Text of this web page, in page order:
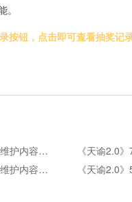
按钮，点击即可查看抽奖记录
《天谕2.0》7月30日周版本更新维护内容公告
《天谕2.0》5月28日周版本更新维护内容公告